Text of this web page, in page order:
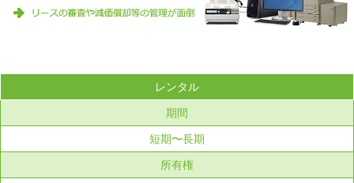
レンタル
期間
短期〜長期
所有権